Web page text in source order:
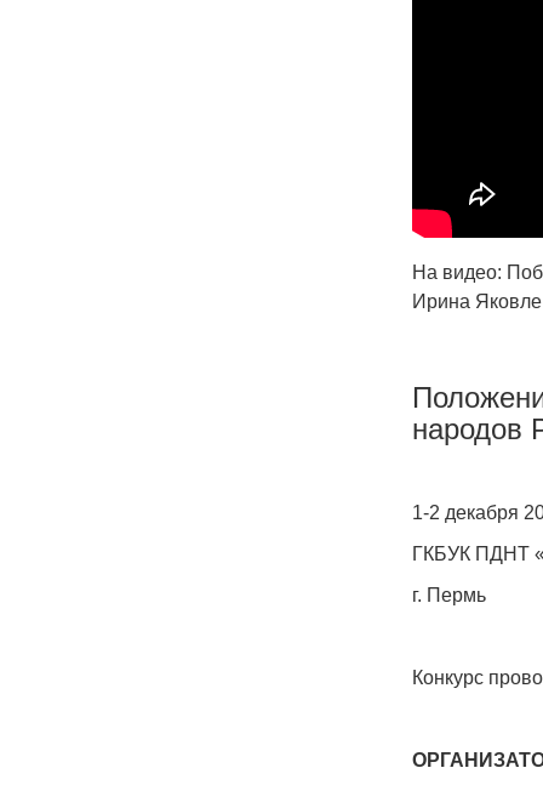
На видео:
Ирина
народов
1-2 декабря
ГКБУК ПДНТ
г. Пермь
Конкурс